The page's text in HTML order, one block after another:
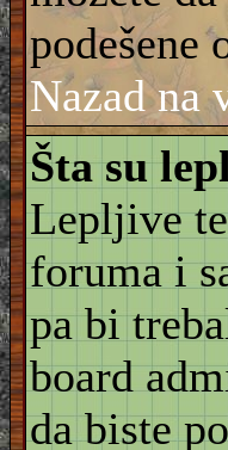
podešene
Nazad na
Šta su
Lepljive
foruma i
pa bi
board
da biste